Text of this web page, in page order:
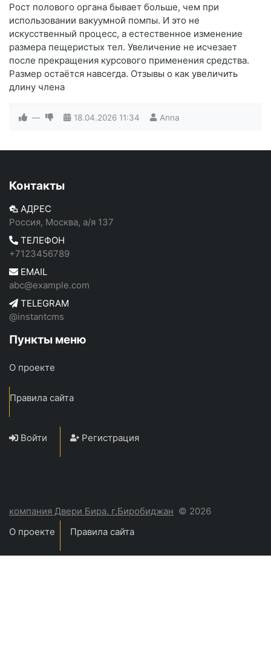
Рост полового органа бывает больше, чем при
использовании вакуумной помпы. И это не
искусственный процесс, а естественное изменение
размера пещеристых тел. Увеличение не исчезает
после прекращения курсового применения средства.
Размер остаётся навсегда. Отзывы о как увеличить
длину члена
— 18.04.2026 11:34 Anna
Контакты
АДРЕС
Россия, Москва, а/я 137
ТЕЛЕФОН
+7123456789
EMAIL
abc@example.com
TELEGRAM
@instantcms
Пункты меню
О проекте
Правила сайта
Войти Регистрация
компания Двери Бира. г.Биробиджан © 2026
О проекте
Правила сайта